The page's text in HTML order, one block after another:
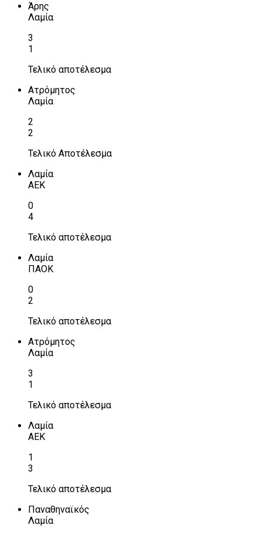
Άρης
Λαμία
3
1
Τελικό αποτέλεσμα
Ατρόμητος
Λαμία
2
2
Τελικό Αποτέλεσμα
Λαμία
ΑΕΚ
0
4
Τελικό αποτέλεσμα
Λαμία
ΠΑΟΚ
0
2
Τελικό αποτέλεσμα
Ατρόμητος
Λαμία
3
1
Τελικό αποτέλεσμα
Λαμία
ΑΕΚ
1
3
Τελικό αποτέλεσμα
Παναθηναϊκός
Λαμία